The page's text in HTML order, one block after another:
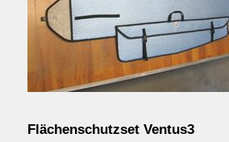
Service
Kontakt/Order
Flächenschutzset Ventus3